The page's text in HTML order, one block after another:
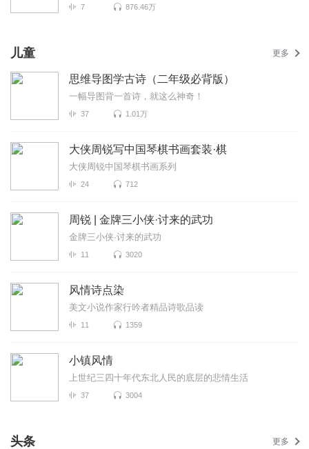
7 876.46万
儿童 更多
思维导图学古诗（二年级必背版）
一幅导图背一首诗，就这么神奇！
37 1.01万
大侠周锐写中国琴棋书画套装·棋
大侠周锐中国琴棋书画系列
24 712
周锐 | 金牌三小侠·讨来的武功
金牌三小侠·讨来的武功
11 3020
风情诗点染
美文小说作家行吟者精品诗歌品读
11 1359
小镇风情
上世纪三四十年代东北人民的底层的悲情生活
37 3004
头条 更多